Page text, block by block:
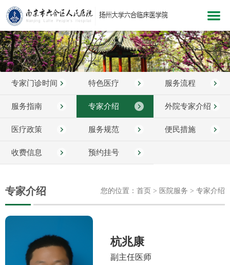
网站首页
医院概况
新闻中心
科室介绍
党建文化
医院服务
教学科研
人力资源
专家门诊时间 特色医疗 服务流程
服务指南 专家介绍 外院专家介绍
医疗政策 服务规范 便民措施
收费信息 预约挂号
专家介绍 您的位置：首页 > 医院服务 > 专家介绍
杭兆康
副主任医师